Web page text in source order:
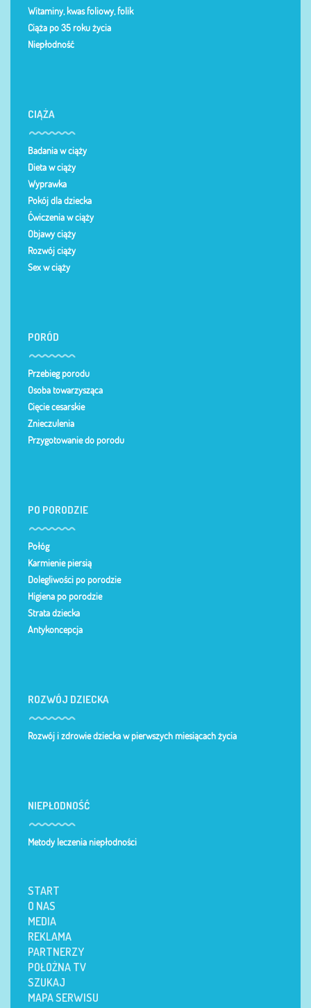
Witaminy, kwas foliowy, folik
Ciąża po 35 roku życia
Niepłodność
CIĄŻA
Badania w ciąży
Dieta w ciąży
Wyprawka
Pokój dla dziecka
Ćwiczenia w ciąży
Objawy ciąży
Rozwój ciąży
Sex w ciąży
PORÓD
Przebieg porodu
Osoba towarzysząca
Cięcie cesarskie
Znieczulenia
Przygotowanie do porodu
PO PORODZIE
Połóg
Karmienie piersią
Dolegliwości po porodzie
Higiena po porodzie
Strata dziecka
Antykoncepcja
ROZWÓJ DZIECKA
Rozwój i zdrowie dziecka w pierwszych miesiącach życia
NIEPŁODNOŚĆ
Metody leczenia niepłodności
START
O NAS
MEDIA
REKLAMA
PARTNERZY
POŁOŻNA TV
SZUKAJ
MAPA SERWISU